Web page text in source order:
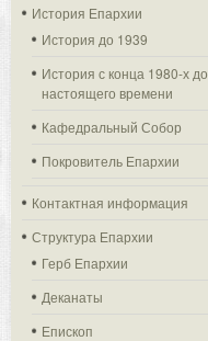
История Епархии
История до 1939
История с конца 1980-х до
настоящего времени
Кафедральный Собор
Покровитель Епархии
Контактная информация
Структура Епархии
Герб Епархии
Деканаты
Епископ